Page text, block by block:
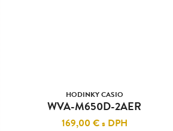
HODINKY CASIO
WVA-M650D-2AER
169,00 €s DPH